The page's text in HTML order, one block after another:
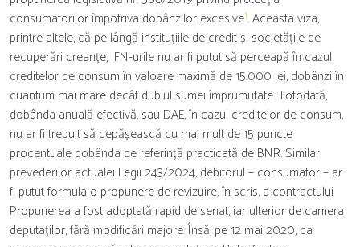
consumatorilor împotriva dobânzilor excesive1. Aceasta viza,
printre altele, că pe lângă instituțiile de credit și societățile de
recuperări creanțe, IFN-urile nu ar fi putut să perceapă în cazul
creditelor de consum în valoare maximă de 15.000 lei, dobânzi în
cuantum mai mare decât dublul sumei împrumutate. Totodată,
dobânda anuală efectivă, sau DAE, în cazul creditelor de consum,
nu ar fi trebuit să depășească cu mai mult de 15 puncte
procentuale dobânda de referință practicată de BNR. Similar
prevederilor actualei Legii 243/2024, debitorul – consumator – ar
fi putut formula o propunere de revizuire, în scris, a contractului
Propunerea a fost adoptată rapid de senat, iar ulterior de camera
deputaților, fără modificări majore. Însă, pe 12 mai 2020, ca